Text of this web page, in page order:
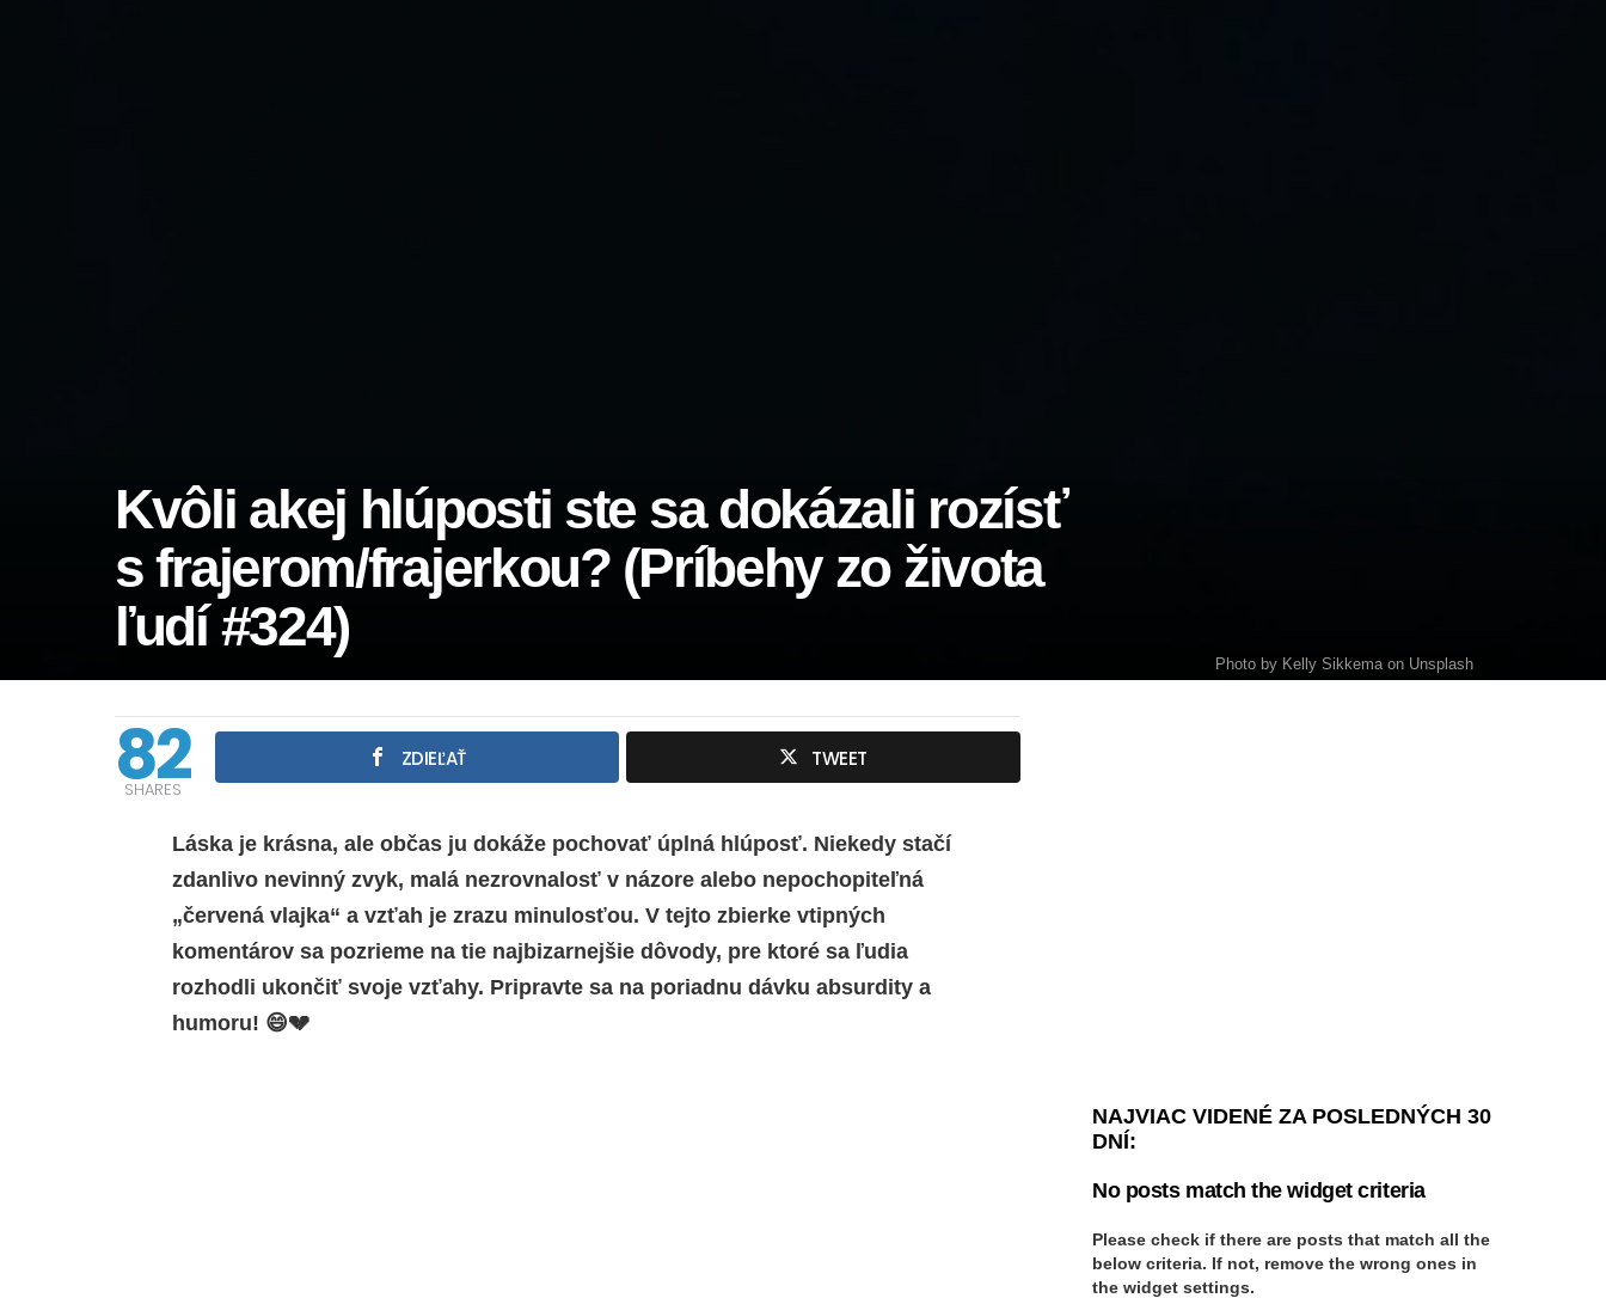
Kvôli akej hlúposti ste sa dokázali rozísť
s frajerom/frajerkou? (Príbehy zo života
ľudí #324)
Photo by Kelly Sikkema on Unsplash
82
SHARES
ZDIEĽAŤ TWEET
Láska je krásna, ale občas ju dokáže pochovať úplná hlúposť. Niekedy stačí
zdanlivo nevinný zvyk, malá nezrovnalosť v názore alebo nepochopiteľná
„červená vlajka“ a vzťah je zrazu minulosťou. V tejto zbierke vtipných
komentárov sa pozrieme na tie najbizarnejšie dôvody, pre ktoré sa ľudia
rozhodli ukončiť svoje vzťahy. Pripravte sa na poriadnu dávku absurdity a
humoru! 😄💔
NAJVIAC VIDENÉ ZA POSLEDNÝCH 30
DNÍ:
No posts match the widget criteria
Please check if there are posts that match all the
below criteria. If not, remove the wrong ones in
the widget settings.